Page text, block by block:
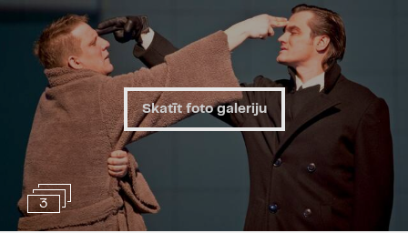
3
Skatīt foto galeriju